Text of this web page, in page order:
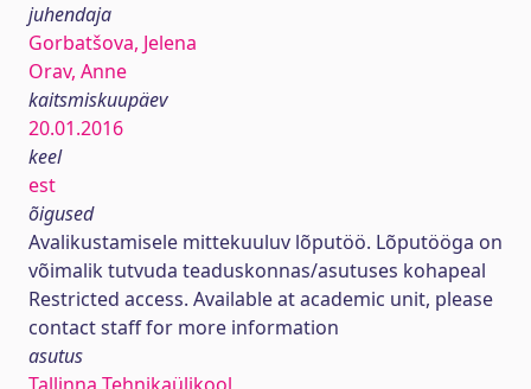
juhendaja
Gorbatšova, Jelena
Orav, Anne
kaitsmiskuupäev
20.01.2016
keel
est
õigused
Avalikustamisele mittekuuluv lõputöö. Lõputööga on
võimalik tutvuda teaduskonnas/asutuses kohapeal
Restricted access. Available at academic unit, please
contact staff for more information
asutus